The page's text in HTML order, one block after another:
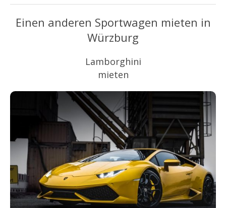
Einen anderen Sportwagen mieten in
Würzburg
Lamborghini
mieten